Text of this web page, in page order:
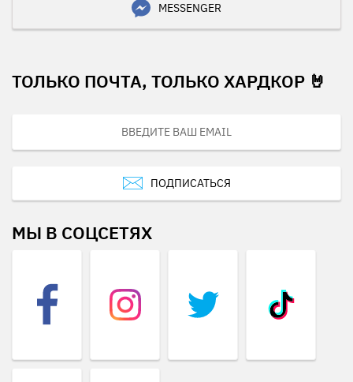
MESSENGER
ТОЛЬКО ПОЧТА, ТОЛЬКО ХАРДКОР 🤘
ПОДПИСАТЬСЯ
МЫ В СОЦСЕТЯХ